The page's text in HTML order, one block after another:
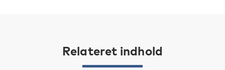
Relateret indhold